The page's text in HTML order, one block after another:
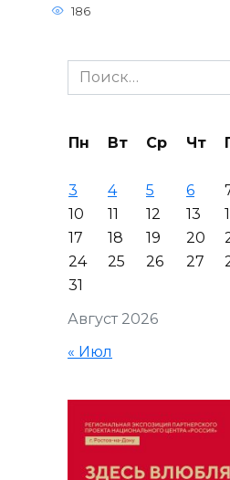
186
Search
for:
Август 2026
Пн Вт Ср Чт
3
4 5 6
10
11 12 13
17
18 19 20
24
25 26 27
31
« Июл